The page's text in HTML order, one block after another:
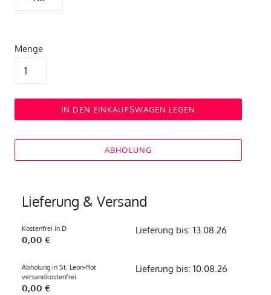
Menge
IN DEN EINKAUFSWAGEN LEGEN
ABHOLUNG
Lieferung & Versand
Kostenfrei in D
0,00 €
Lieferung bis: 13.08.26
Abholung in St. Leon-Rot
versandkostenfrei
0,00 €
Lieferung bis: 10.08.26